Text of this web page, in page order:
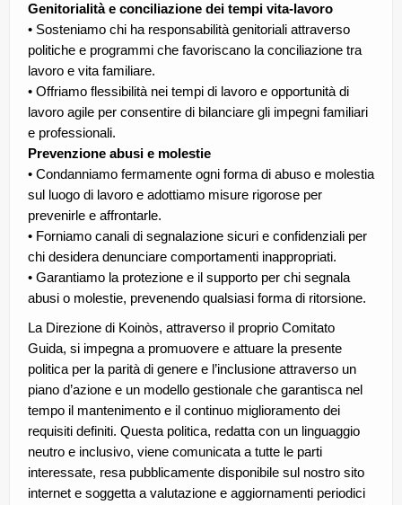
Genitorialità e conciliazione dei tempi vita-lavoro
• Sosteniamo chi ha responsabilità genitoriali attraverso
politiche e programmi che favoriscano la conciliazione tra
lavoro e vita familiare.
• Offriamo flessibilità nei tempi di lavoro e opportunità di
lavoro agile per consentire di bilanciare gli impegni familiari
e professionali.
Prevenzione abusi e molestie
• Condanniamo fermamente ogni forma di abuso e molestia
sul luogo di lavoro e adottiamo misure rigorose per
prevenirle e affrontarle.
• Forniamo canali di segnalazione sicuri e confidenziali per
chi desidera denunciare comportamenti inappropriati.
• Garantiamo la protezione e il supporto per chi segnala
abusi o molestie, prevenendo qualsiasi forma di ritorsione.
La Direzione di Koinòs, attraverso il proprio Comitato
Guida, si impegna a promuovere e attuare la presente
politica per la parità di genere e l’inclusione attraverso un
piano d’azione e un modello gestionale che garantisca nel
tempo il mantenimento e il continuo miglioramento dei
requisiti definiti. Questa politica, redatta con un linguaggio
neutro e inclusivo, viene comunicata a tutte le parti
interessate, resa pubblicamente disponibile sul nostro sito
internet e soggetta a valutazione e aggiornamenti periodici